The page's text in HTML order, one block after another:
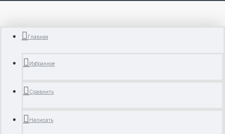
Главная
Избранное
Сравнить
Написать